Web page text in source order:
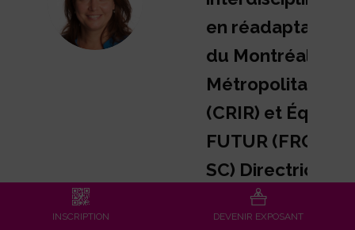
en réadaptation
du Montréal
Métropolitain
(CRIR) et Équipe
FUTUR (FRQ-
SC) Directrice
Scientifique du
INSCRIPTION DEVENIR EXPOSANT